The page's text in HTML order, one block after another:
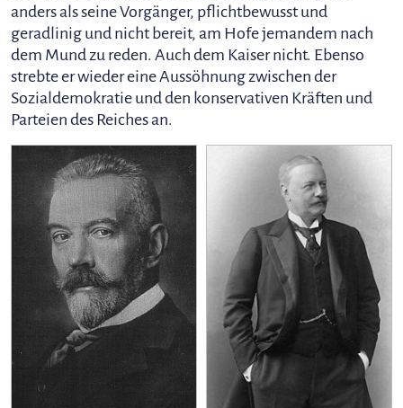
anders als seine Vorgänger, pflichtbewusst und
geradlinig und nicht bereit, am Hofe jemandem nach
dem Mund zu reden. Auch dem Kaiser nicht. Ebenso
strebte er wieder eine Aussöhnung zwischen der
Sozialdemokratie und den konservativen Kräften und
Parteien des Reiches an.